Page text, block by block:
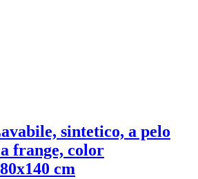
sintetico, a pelo
frange, color
cm